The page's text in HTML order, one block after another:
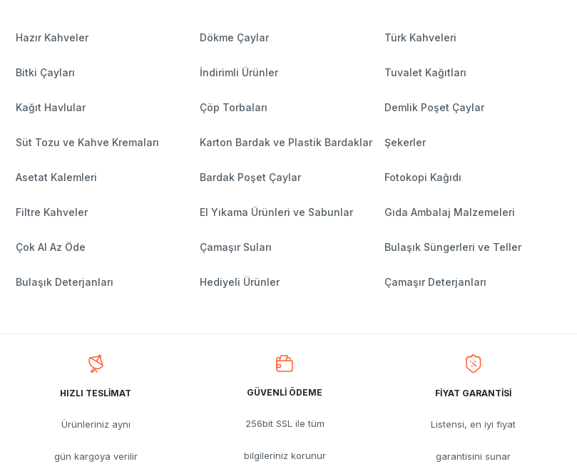
Hazır Kahveler Dökme Çaylar Türk Kahveleri
Bitki Çayları İndirimli Ürünler Tuvalet Kağıtları
Kağıt Havlular Çöp Torbaları Demlik Poşet Çaylar
Süt Tozu ve Kahve Kremaları Karton Bardak ve Plastik Bardaklar Şekerler
Asetat Kalemleri Bardak Poşet Çaylar Fotokopi Kağıdı
Filtre Kahveler El Yıkama Ürünleri ve Sabunlar Gıda Ambalaj Malzemeleri
Çok Al Az Öde Çamaşır Suları Bulaşık Süngerleri ve Teller
Bulaşık Deterjanları Hediyeli Ürünler Çamaşır Deterjanları
HIZLI TESLİMAT
Ürünleriniz aynı
gün kargoya verilir
GÜVENLİ ÖDEME
256bit SSL ile tüm
bilgileriniz korunur
FİYAT GARANTİSİ
Listensi, en iyi fiyat
garantisini sunar